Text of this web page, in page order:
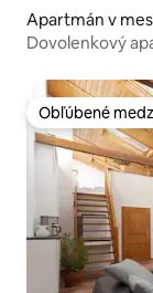
Apartmán v
Dovolenkový
Obľúbené
Obľúbené